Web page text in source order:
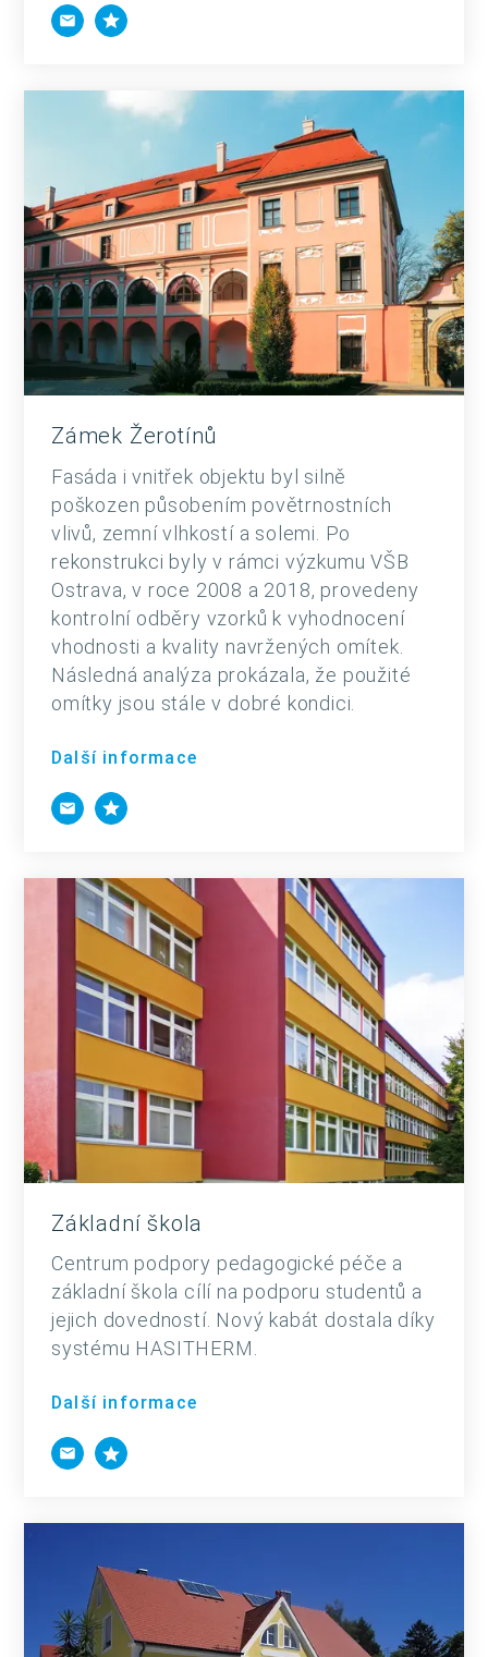
Zámek Žerotínů
Fasáda i vnitřek objektu byl silně
poškozen působením povětrnostních
vlivů, zemní vlhkostí a solemi. Po
rekonstrukci byly v rámci výzkumu VŠB
Ostrava, v roce 2008 a 2018, provedeny
kontrolní odběry vzorků k vyhodnocení
vhodnosti a kvality navržených omítek.
Následná analýza prokázala, že použité
omítky jsou stále v dobré kondici.
Další informace
Základní škola
Centrum podpory pedagogické péče a
základní škola cílí na podporu studentů a
jejich dovedností. Nový kabát dostala díky
systému HASITHERM.
Další informace